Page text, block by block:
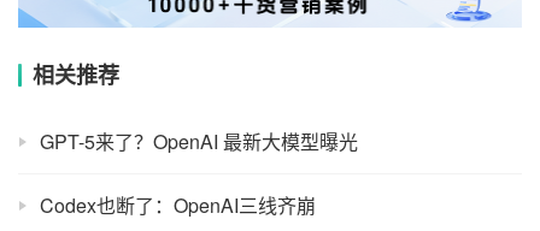
相关推荐
GPT-5来了？OpenAI 最新大模型曝光
Codex也断了：OpenAI三线齐崩